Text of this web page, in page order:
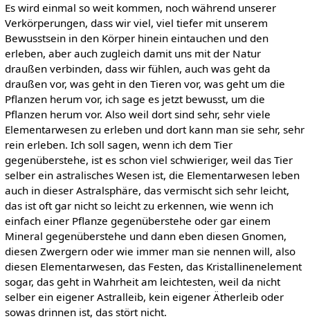
Es wird einmal so weit kommen, noch während unserer
Verkörperungen, dass wir viel, viel tiefer mit unserem
Bewusstsein in den Körper hinein eintauchen und den
erleben, aber auch zugleich damit uns mit der Natur
draußen verbinden, dass wir fühlen, auch was geht da
draußen vor, was geht in den Tieren vor, was geht um die
Pflanzen herum vor, ich sage es jetzt bewusst, um die
Pflanzen herum vor. Also weil dort sind sehr, sehr viele
Elementarwesen zu erleben und dort kann man sie sehr, sehr
rein erleben. Ich soll sagen, wenn ich dem Tier
gegenüberstehe, ist es schon viel schwieriger, weil das Tier
selber ein astralisches Wesen ist, die Elementarwesen leben
auch in dieser Astralsphäre, das vermischt sich sehr leicht,
das ist oft gar nicht so leicht zu erkennen, wie wenn ich
einfach einer Pflanze gegenüberstehe oder gar einem
Mineral gegenüberstehe und dann eben diesen Gnomen,
diesen Zwergern oder wie immer man sie nennen will, also
diesen Elementarwesen, das Festen, das Kristallinenelement
sogar, das geht in Wahrheit am leichtesten, weil da nicht
selber ein eigener Astralleib, kein eigener Ätherleib oder
sowas drinnen ist, das stört nicht.